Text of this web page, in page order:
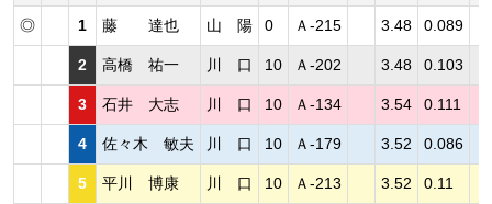
◎ 1 藤 達也 山 陽 0 Ａ-215 3.48 0.089
2 高橋 祐一 川 口 10 Ａ-202 3.48 0.103
3 石井 大志 川 口 10 Ａ-134 3.54 0.111
4 佐々木 敏夫 川 口 10 Ａ-179 3.52 0.086
5 平川 博康 川 口 10 Ａ-213 3.52 0.11